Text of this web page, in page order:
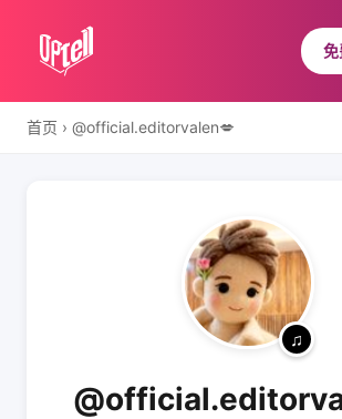
免
首页 › @official.editorvalen💋